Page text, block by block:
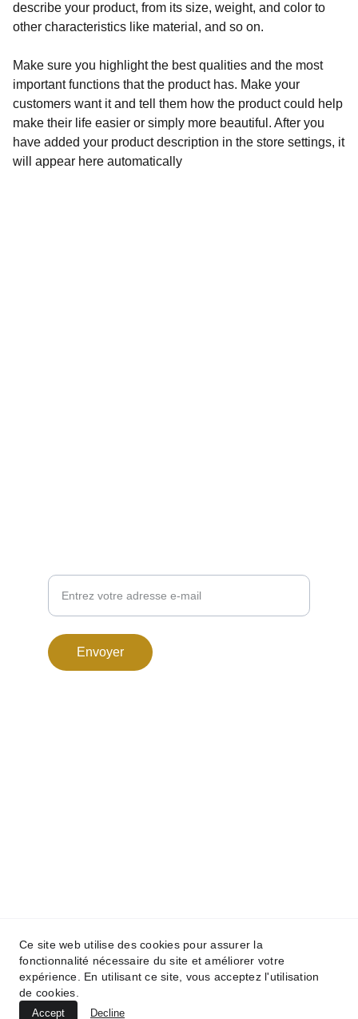
describe your product, from its size, weight, and color to
other characteristics like material, and so on.
Make sure you highlight the best qualities and the most
important functions that the product has. Make your
customers want it and tell them how the product could help
make their life easier or simply more beautiful. After you
have added your product description in the store settings, it
will appear here automatically
Envoyer
Ce site web utilise des cookies pour assurer la
fonctionnalité nécessaire du site et améliorer votre
expérience. En utilisant ce site, vous acceptez l'utilisation
de cookies.
Accept Decline